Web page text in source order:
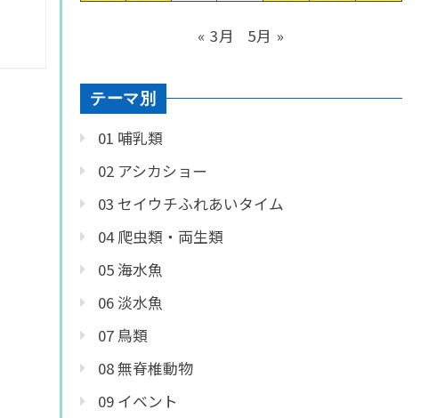
« 3月 5月 »
テーマ別
01 哺乳類
02 アシカショー
03 セイウチふれあいタイム
04 爬虫類・両生類
05 海水魚
06 淡水魚
07 鳥類
08 無脊椎動物
09 イベント